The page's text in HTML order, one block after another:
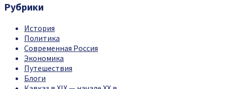
Рубрики
История
Политика
Современная Россия
Экономика
Путешествия
Блоги